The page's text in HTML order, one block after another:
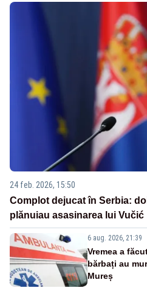
24 feb. 2026, 15:50
Complot dejucat în Serbia:
plănuiau asasinarea lui Vučić
6 aug. 2026, 21:39
Vremea a
bărbați au
Mureș